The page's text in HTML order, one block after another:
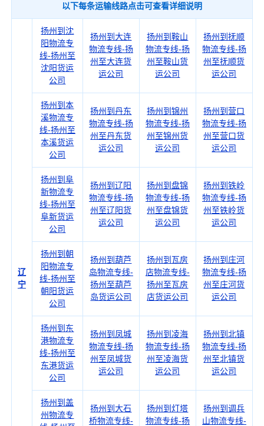
以下每条运输线路点击可查看详细说明
辽
宁
扬州到沈
阳物流专
线-扬州至
沈阳货运
公司
扬州到大连
物流专线-扬
州至大连货
运公司
扬州到鞍山
物流专线-扬
州至鞍山货
运公司
扬州到抚顺
物流专线-扬
州至抚顺货
运公司
扬州到本
溪物流专
线-扬州至
本溪货运
公司
扬州到丹东
物流专线-扬
州至丹东货
运公司
扬州到锦州
物流专线-扬
州至锦州货
运公司
扬州到营口
物流专线-扬
州至营口货
运公司
扬州到阜
新物流专
线-扬州至
阜新货运
公司
扬州到辽阳
物流专线-扬
州至辽阳货
运公司
扬州到盘锦
物流专线-扬
州至盘锦货
运公司
扬州到铁岭
物流专线-扬
州至铁岭货
运公司
扬州到朝
阳物流专
线-扬州至
朝阳货运
公司
扬州到葫芦
岛物流专线-
扬州至葫芦
岛货运公司
扬州到瓦房
店物流专线-
扬州至瓦房
店货运公司
扬州到庄河
物流专线-扬
州至庄河货
运公司
扬州到东
港物流专
线-扬州至
东港货运
公司
扬州到凤城
物流专线-扬
州至凤城货
运公司
扬州到凌海
物流专线-扬
州至凌海货
运公司
扬州到北镇
物流专线-扬
州至北镇货
运公司
扬州到盖
州物流专
扬州到大石
桥物流专线-
扬州到灯塔
物流专线-扬
扬州到调兵
山物流专线-